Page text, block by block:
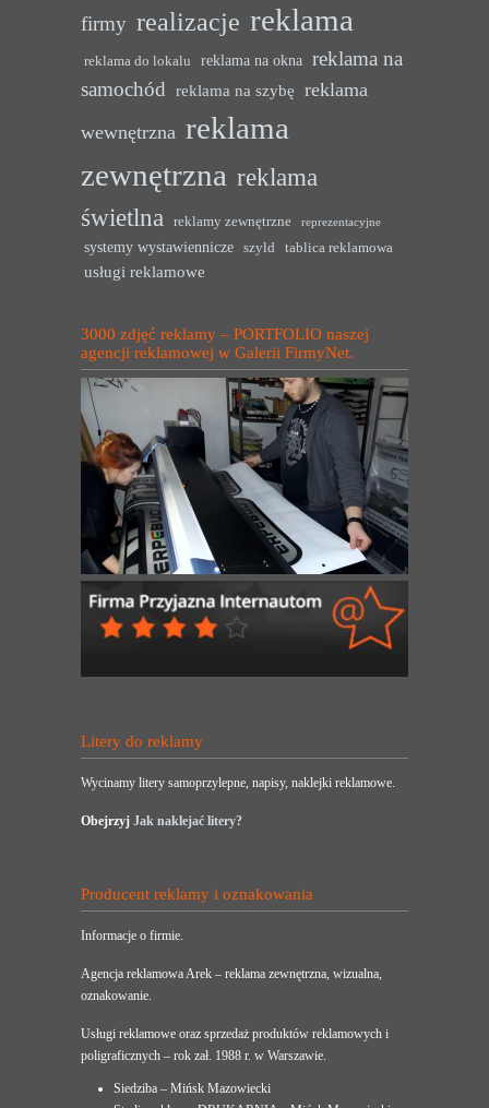
firmy realizacje reklama
reklama do lokalu reklama na okna reklama na
samochód reklama na szybę reklama
wewnętrzna reklama
zewnętrzna reklama
świetlna
reklamy zewnętrzne reprezentacyjne
systemy wystawiennicze szyld tablica reklamowa
usługi reklamowe
3000 zdjęć reklamy – PORTFOLIO naszej
agencji reklamowej w Galerii FirmyNet.
Litery do reklamy
Wycinamy litery samoprzylepne, napisy, naklejki reklamowe.
Obejrzyj Jak naklejać litery?
Producent reklamy i oznakowania
Informacje o firmie.
Agencja reklamowa Arek – reklama zewnętrzna, wizualna,
oznakowanie.
Usługi reklamowe oraz sprzedaż produktów reklamowych i
poligraficznych – rok zał. 1988 r. w Warszawie.
Siedziba – Mińsk Mazowiecki